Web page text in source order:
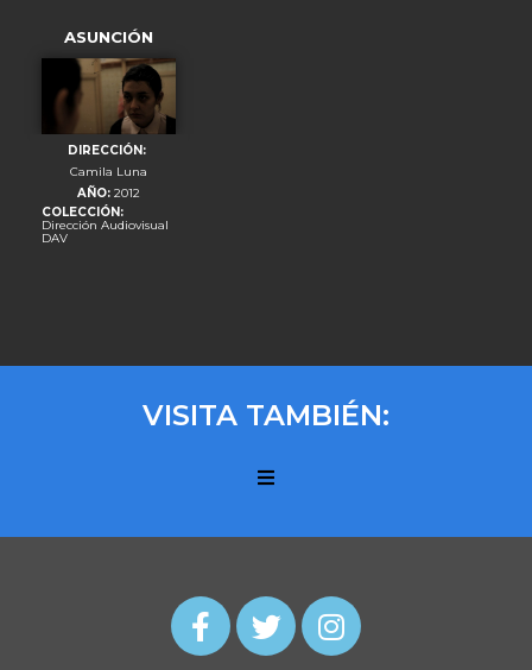
ASUNCIÓN
DIRECCIÓN:
Camila Luna
AÑO: 2012
COLECCIÓN:
Dirección Audiovisual
DAV
VISITA TAMBIÉN: